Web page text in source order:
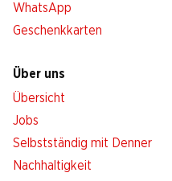
WhatsApp
Geschenkkarten
Über uns
Übersicht
Jobs
Selbstständig mit Denner
Nachhaltigkeit